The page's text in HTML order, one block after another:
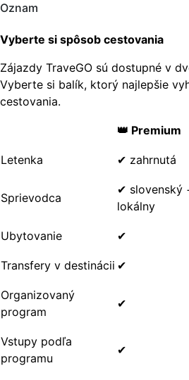
Oznam
Vyberte si spôsob cestovania
Zájazdy TraveGO sú dostupné v
Vyberte si balík, ktorý najlepšie
cestovania.
👑 Premium
Letenka ✔ zahrnutá
Sprievodca
✔ slovenský
lokálny
Ubytovanie ✔
Transfery v destinácii ✔
Organizovaný
program
✔
Vstupy podľa
programu
✔